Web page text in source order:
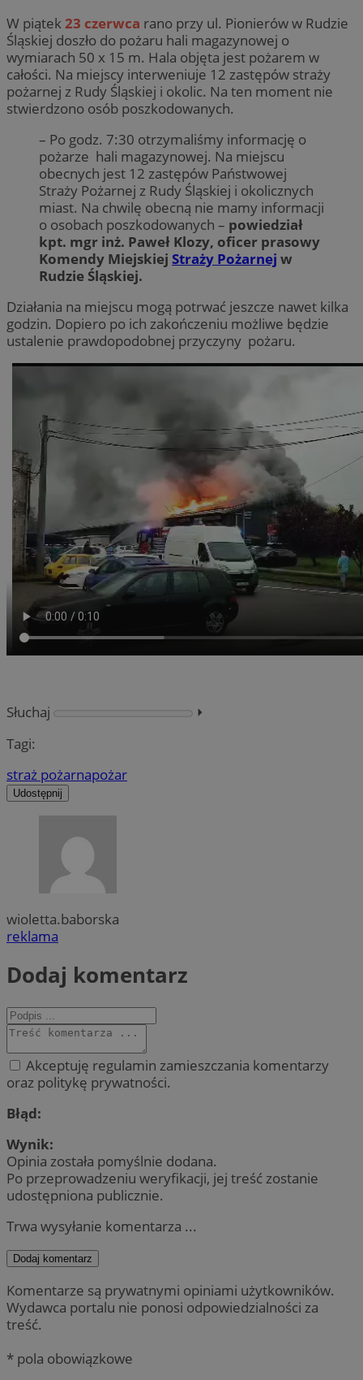
W piątek23 czerwca rano przy ul. Pionierów w Rudzie
Śląskiej doszło do pożaru hali magazynowej o
wymiarach 50 x 15 m. Hala objęta jest pożarem w
całości. Na miejscy interweniuje 12 zastępów straży
pożarnej z Rudy Śląskiej i okolic. Na ten moment nie
stwierdzono osób poszkodowanych.
– Po godz. 7:30 otrzymaliśmy informację o
pożarze hali magazynowej. Na miejscu
obecnych jest 12 zastępów Państwowej
Straży Pożarnej z Rudy Śląskiej i okolicznych
miast. Na chwilę obecną nie mamy informacji
o osobach poszkodowanych – powiedział
kpt. mgr inż. Paweł Klozy, oficer prasowy
Komendy Miejskiej Straży Pożarnej w
Rudzie Śląskiej.
Działania na miejscu mogą potrwać jeszcze nawet kilka
godzin. Dopiero po ich zakończeniu możliwe będzie
ustalenie prawdopodobnej przyczyny pożaru.
Słuchaj
⏵︎
Tagi:
straż pożarnapożar
Udostępnij
wioletta.baborska
reklama
Dodaj komentarz
Akceptuję regulamin zamieszczania komentarzy
oraz politykę prywatności.
Błąd:
Wynik:
Opinia została pomyślnie dodana.
Po przeprowadzeniu weryfikacji, jej treść zostanie
udostępniona publicznie.
Trwa wysyłanie komentarza ...
Dodaj komentarz
Komentarze są prywatnymi opiniami użytkowników.
Wydawca portalu nie ponosi odpowiedzialności za
treść.
* pola obowiązkowe